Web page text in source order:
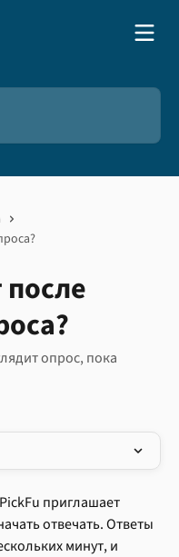
опрос, пока
приглашает
отвечать. Ответы
минут, и